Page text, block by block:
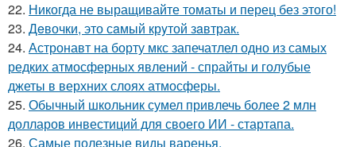
22. Никогда не выращивайте томаты и перец без этого!
23. Дeвочки, это сaмый крyтой зaвтрак.
24. Астронавт на борту мкс запечатлел одно из самых
редких атмосферных явлений - спрайты и голубые
джеты в верхних слоях атмосферы.
25. Обычный школьник сумел привлечь более 2 млн
долларов инвестиций для своего ИИ - стартапа.
26. Самые полезные виды варенья.